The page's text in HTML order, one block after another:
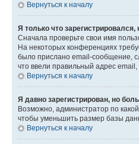
Вернуться к началу
Я только что зарегистрировался,
Сначала проверьте свои имя
На некоторых конференциях
было прислано email-сообщение,
что ввели правильный адрес
Вернуться к началу
Я давно зарегистрирован, но
Возможно, администратор по
чтобы уменьшить размер базы
Вернуться к началу